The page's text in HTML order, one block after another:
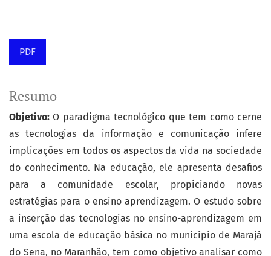
PDF
Resumo
Objetivo: O paradigma tecnológico que tem como cerne
as tecnologias da informação e comunicação infere
implicações em todos os aspectos da vida na sociedade
do conhecimento. Na educação, ele apresenta desafios
para a comunidade escolar, propiciando novas
estratégias para o ensino aprendizagem. O estudo sobre
a inserção das tecnologias no ensino-aprendizagem em
uma escola de educação básica no município de Marajá
do Sena, no Maranhão, tem como objetivo analisar como